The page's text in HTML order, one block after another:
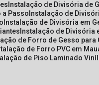
Instalação de Divisória de
a Passo Instalação de
Instalação de Divisória em
Instalação de Divisória
de Forro de Gesso
de Forro PVC em
de Piso Laminado